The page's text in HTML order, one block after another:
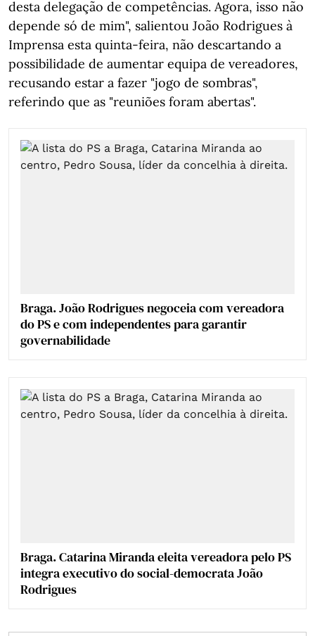
desta delegação de competências. Agora, isso não
depende só de mim", salientou João Rodrigues à
Imprensa esta quinta-feira, não descartando a
possibilidade de aumentar equipa de vereadores,
recusando estar a fazer "jogo de sombras",
referindo que as "reuniões foram abertas".
Braga. João Rodrigues negoceia com vereadora
do PS e com independentes para garantir
governabilidade
Braga. Catarina Miranda eleita vereadora pelo PS
integra executivo do social-democrata João
Rodrigues